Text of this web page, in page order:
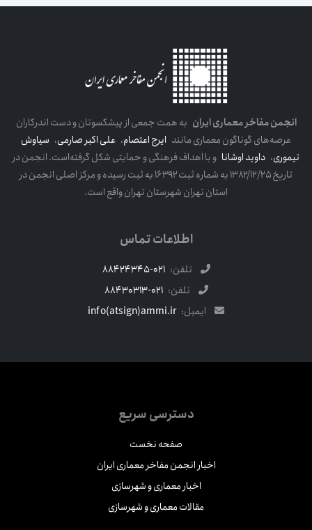
انجمن مفاخر معماری ایرانبه همت جمعی از پیشکسوتان و دست اندرکاران
عرصه‌های گوناگون معماری مانندایرج اعتصام،علی اکبر صارمی،سیاوش
تیموری،داوید اوشاناو با اهداف فرهنگی و حمایتی شکل گرفته‌است. انجمن در
تاریخ ۱۳۸۲/۱۲/۲۵ به شماره ثبت ۱۶۳۹۲ به ثبت رسیده و مرکز اصلی انجمن در
استان تهران شهرستان تهران واقع است.
اطلاعات تماس
تلفن: 021-88424345
تلفن: 021-88430313
ایمیل: info(atsign)ammi.ir
دسترسی سریع
صفحه نخست
اخبار انجمن مفاخر معماری ایران
اخبار معماری و شهرسازی
مقالات معماری و شهرسازی